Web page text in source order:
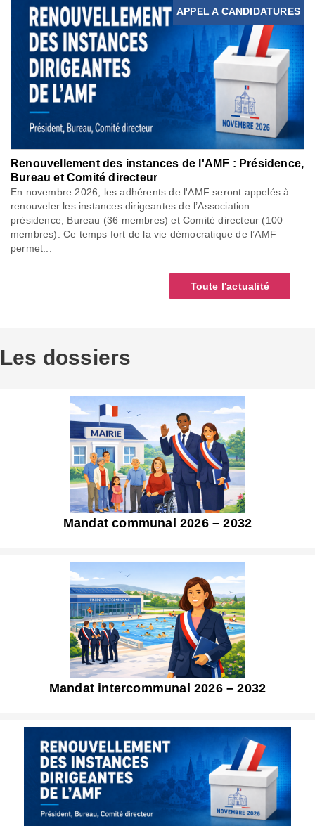
APPEL A CANDIDATURES
Renouvellement des instances de l'AMF : Présidence,
Bureau et Comité directeur
En novembre 2026, les adhérents de l'AMF seront appelés à
renouveler les instances dirigeantes de l’Association :
présidence, Bureau (36 membres) et Comité directeur (100
membres). Ce temps fort de la vie démocratique de l’AMF
permet...
Toute l'actualité
Les dossiers
Mandat communal 2026 – 2032
Mandat intercommunal 2026 – 2032